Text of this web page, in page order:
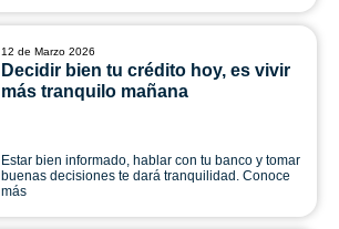
12 de Marzo 2026
Decidir bien tu crédito hoy, es vivir
más tranquilo mañana
Estar bien informado, hablar con tu banco y tomar
buenas decisiones te dará tranquilidad. Conoce
más